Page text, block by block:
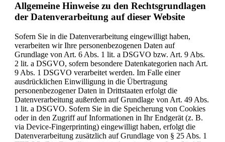
Allgemeine Hinweise zu den Rechtsgrundlagen
der Datenverarbeitung auf dieser Website
Sofern Sie in die Datenverarbeitung eingewilligt haben,
verarbeiten wir Ihre personenbezogenen Daten auf
Grundlage von Art. 6 Abs. 1 lit. a DSGVO bzw. Art. 9 Abs.
2 lit. a DSGVO, sofern besondere Datenkategorien nach Art.
9 Abs. 1 DSGVO verarbeitet werden. Im Falle einer
ausdrücklichen Einwilligung in die Übertragung
personenbezogener Daten in Drittstaaten erfolgt die
Datenverarbeitung außerdem auf Grundlage von Art. 49 Abs.
1 lit. a DSGVO. Sofern Sie in die Speicherung von Cookies
oder in den Zugriff auf Informationen in Ihr Endgerät (z. B.
via Device-Fingerprinting) eingewilligt haben, erfolgt die
Datenverarbeitung zusätzlich auf Grundlage von § 25 Abs. 1